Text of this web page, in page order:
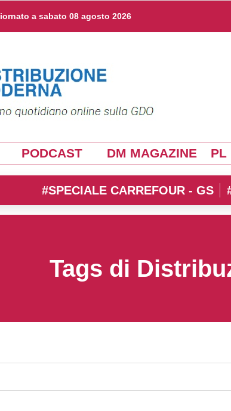
a sabato 08 agosto 2026
PODCAST DM MAGAZINE PL
#SPECIALE CARREFOUR - GS
Tags di